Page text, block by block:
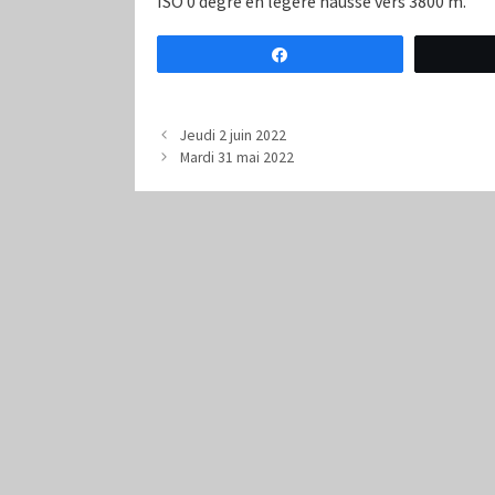
Jeudi 2 juin 2022
Mardi 31 mai 2022